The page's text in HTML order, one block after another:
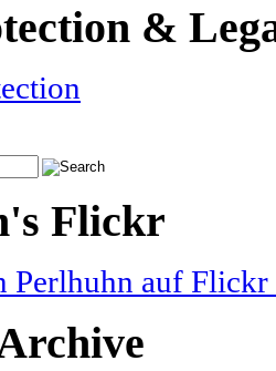
&
Flickr
Perlhuhn auf